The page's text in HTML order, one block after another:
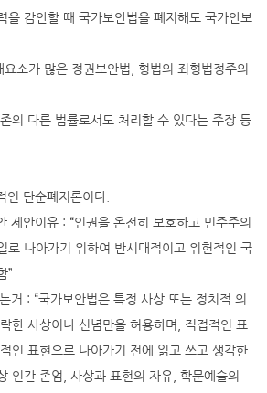
을 감안할 때 국가보안법을 폐지해도 국가안보
소가 많은 정권보안법, 형법의 죄형법정주의
의 다른 법률로서도 처리할 수 있다는 주장 등
단순폐지론이다.
제안이유 : “인권을 온전히 보호하고 민주주의
로 나아가기 위하여 반시대적이고 위헌적인 국
”
: “국가보안법은 특정 사상 또는 정치적 의
한 사상이나 신념만을 허용하며, 직접적인 표
인 표현으로 나아가기 전에 읽고 쓰고 생각한
인간 존엄, 사상과 표현의 자유, 학문예술의